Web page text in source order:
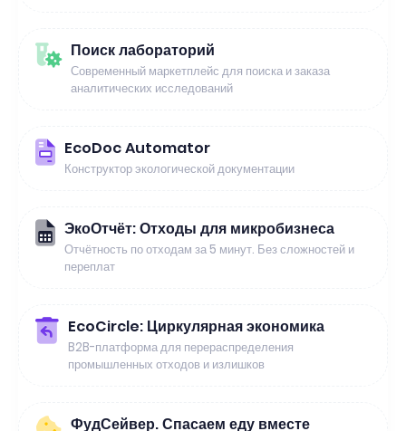
Поиск лабораторий
Современный маркетплейс для поиска и заказа
аналитических исследований
EcoDoc Automator
Конструктор экологической документации
ЭкоОтчёт: Отходы для микробизнеса
Отчётность по отходам за 5 минут. Без сложностей и
переплат
EcoCircle: Циркулярная экономика
B2B-платформа для перераспределения
промышленных отходов и излишков
ФудСейвер. Спасаем еду вместе